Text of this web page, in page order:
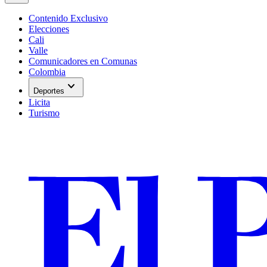
Contenido Exclusivo
Elecciones
Cali
Valle
Comunicadores en Comunas
Colombia
Deportes expand_more
Licita
Turismo